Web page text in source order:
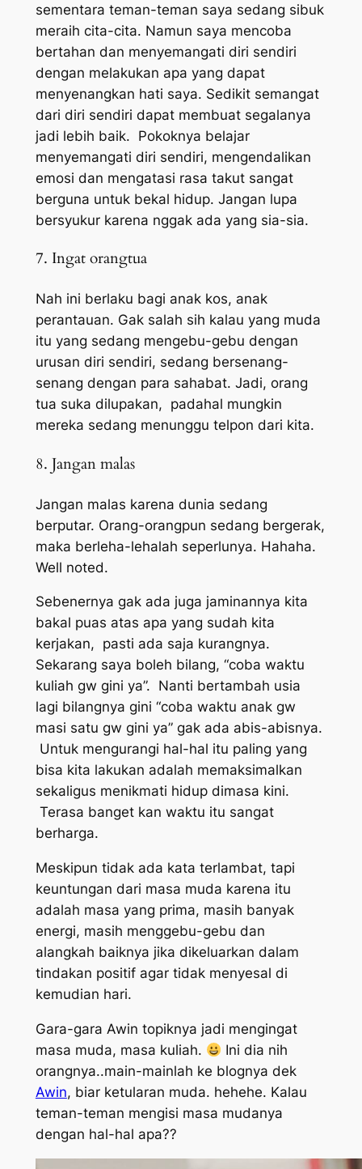
sementara teman-teman saya sedang sibuk
meraih cita-cita. Namun saya mencoba
bertahan dan menyemangati diri sendiri
dengan melakukan apa yang dapat
menyenangkan hati saya. Sedikit semangat
dari diri sendiri dapat membuat segalanya
jadi lebih baik. Pokoknya belajar
menyemangati diri sendiri, mengendalikan
emosi dan mengatasi rasa takut sangat
berguna untuk bekal hidup. Jangan lupa
bersyukur karena nggak ada yang sia-sia.
7. Ingat orangtua
Nah ini berlaku bagi anak kos, anak
perantauan. Gak salah sih kalau yang muda
itu yang sedang mengebu-gebu dengan
urusan diri sendiri, sedang bersenang-
senang dengan para sahabat. Jadi, orang
tua suka dilupakan, padahal mungkin
mereka sedang menunggu telpon dari kita.
8. Jangan malas
Jangan malas karena dunia sedang
berputar. Orang-orangpun sedang bergerak,
maka berleha-lehalah seperlunya. Hahaha.
Well noted.
Sebenernya gak ada juga jaminannya kita
bakal puas atas apa yang sudah kita
kerjakan, pasti ada saja kurangnya.
Sekarang saya boleh bilang, “coba waktu
kuliah gw gini ya”. Nanti bertambah usia
lagi bilangnya gini “coba waktu anak gw
masi satu gw gini ya” gak ada abis-abisnya.
Untuk mengurangi hal-hal itu paling yang
bisa kita lakukan adalah memaksimalkan
sekaligus menikmati hidup dimasa kini.
Terasa banget kan waktu itu sangat
berharga.
Meskipun tidak ada kata terlambat, tapi
keuntungan dari masa muda karena itu
adalah masa yang prima, masih banyak
energi, masih menggebu-gebu dan
alangkah baiknya jika dikeluarkan dalam
tindakan positif agar tidak menyesal di
kemudian hari.
Gara-gara Awin topiknya jadi mengingat
masa muda, masa kuliah.
Ini dia nih
orangnya..main-mainlah ke blognya dek
Awin, biar ketularan muda. hehehe. Kalau
teman-teman mengisi masa mudanya
dengan hal-hal apa??